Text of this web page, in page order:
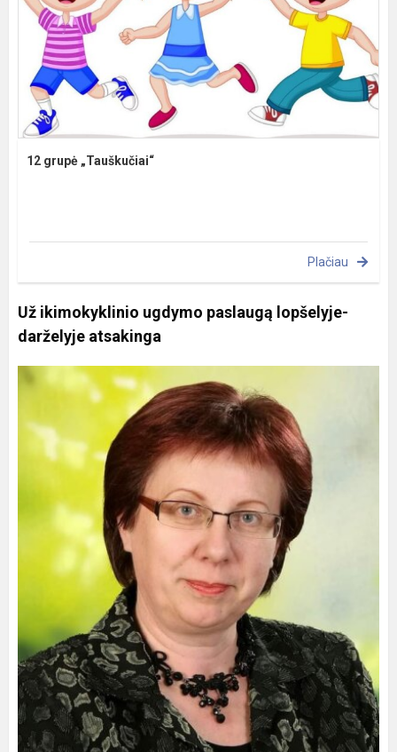
12 grupė „Tauškučiai“
Plačiau
Už ikimokyklinio ugdymo paslaugą lopšelyje-
darželyje atsakinga